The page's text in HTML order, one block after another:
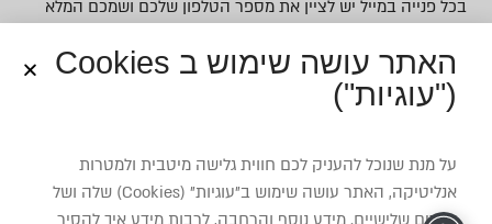
בכל פנייה במייל יש לציין את מספר הטלפון שלכם ושמכם המלא
האתר עושה שימוש ב Cookies
("עוגיות")
על מנת שנוכל להעניק לכם חווית גלישה מיטבית ולמטרות
אנליטיקה, האתר עושה שימוש ב”עוגיות” (Cookies) שלה ושל
צדדים שלישיים. מידע נוסף והרחבה, לרבות מידע איך להסיר